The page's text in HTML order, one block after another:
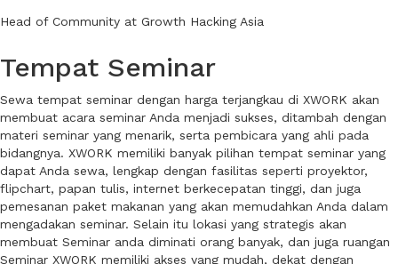
Head of Community at Growth Hacking Asia
Tempat Seminar
Sewa tempat seminar dengan harga terjangkau di XWORK akan
membuat acara seminar Anda menjadi sukses, ditambah dengan
materi seminar yang menarik, serta pembicara yang ahli pada
bidangnya. XWORK memiliki banyak pilihan tempat seminar yang
dapat Anda sewa, lengkap dengan fasilitas seperti proyektor,
flipchart, papan tulis, internet berkecepatan tinggi, dan juga
pemesanan paket makanan yang akan memudahkan Anda dalam
mengadakan seminar. Selain itu lokasi yang strategis akan
membuat Seminar anda diminati orang banyak, dan juga ruangan
Seminar XWORK memiliki akses yang mudah, dekat dengan